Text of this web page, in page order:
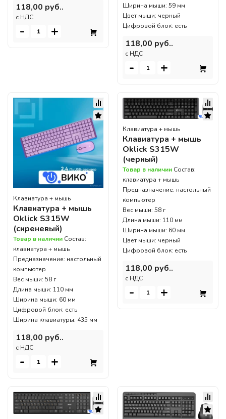
118,00 руб..
c НДС
- +
Ширина мыши: 59 мм
Цвет мыши: черный
Цифровой блок: есть
118,00 руб..
c НДС
- +
Клавиатура + мышь
Клавиатура + мышь
Oklick S315W
(сиреневый)
Товар в наличии Состав:
клавиатура + мышь
Предназначение: настольный
компьютер
Вес мыши: 58 г
Длина мыши: 110 мм
Ширина мыши: 60 мм
Цифровой блок: есть
Ширина клавиатуры: 435 мм
118,00 руб..
c НДС
- +
Клавиатура + мышь
Клавиатура + мышь
Oklick S315W
(черный)
Товар в наличии Состав:
клавиатура + мышь
Предназначение: настольный
компьютер
Вес мыши: 58 г
Длина мыши: 110 мм
Ширина мыши: 60 мм
Цвет мыши: черный
Цифровой блок: есть
118,00 руб..
c НДС
- +